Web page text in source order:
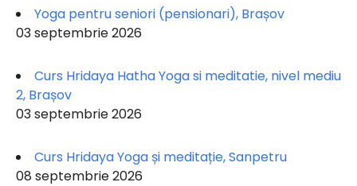
Yoga pentru seniori (pensionari), Brașov
03 septembrie 2026
Curs Hridaya Hatha Yoga si meditatie, nivel mediu
2, Brașov
03 septembrie 2026
Curs Hridaya Yoga și meditație, Sanpetru
08 septembrie 2026